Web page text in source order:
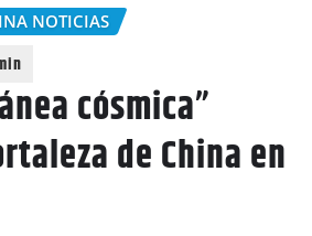
NOTICIAS
cósmica”
de China en